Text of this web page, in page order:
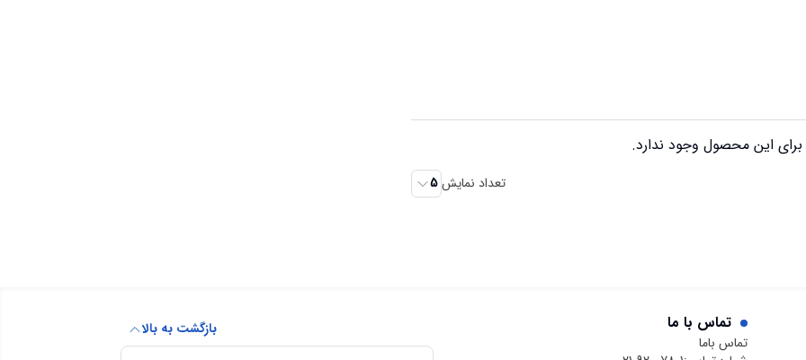
این محصول وجود ندارد.
تعداد نمایش 5
تماس با ما
تماس باما
بازگشت به بالا